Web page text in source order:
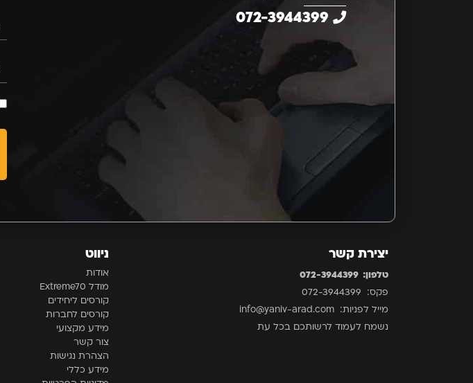
יצירת קשר
טלפון: 072-3944399
פקס: 072-3944399
מייל לפניות: info@yaniv-arad.com
נשמח לעמוד לרשותכם בכל עת
ניווט
אודות
מודל Extreme70
קורסים ליחידים
קורסים לחברות
מידע מקצועי
צור קשר
הצהרת נגישות
מידע כללי